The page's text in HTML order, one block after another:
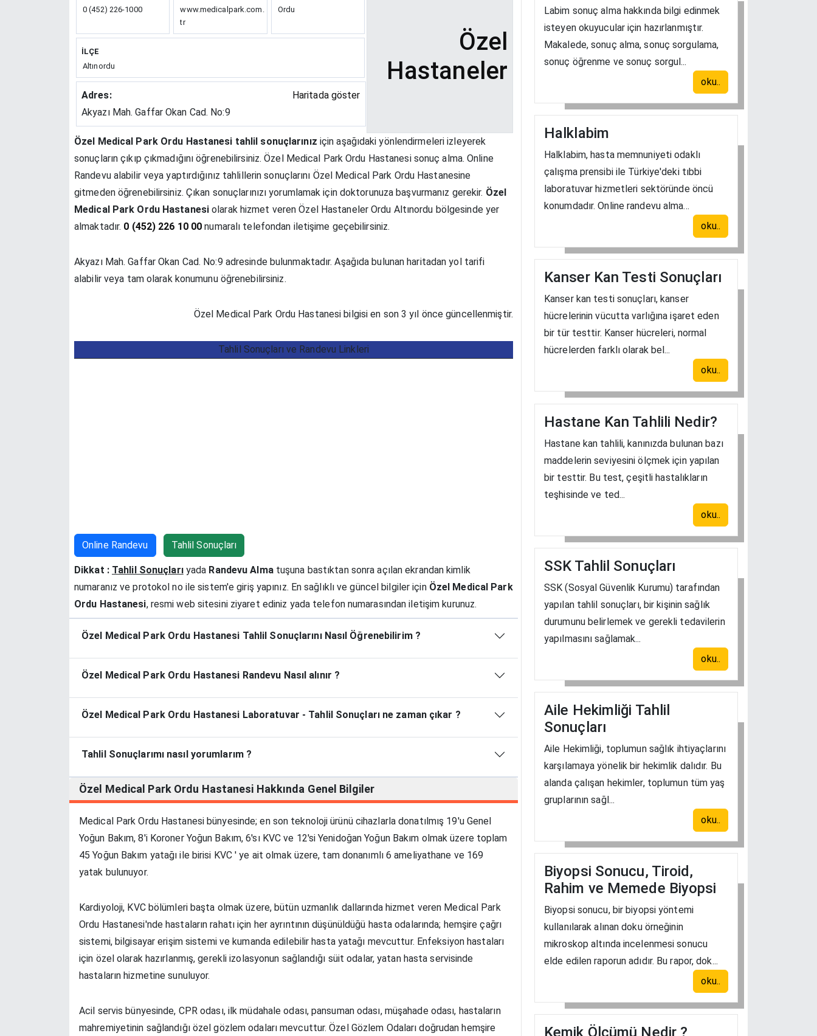
0 (452) 226-1000
www.medicalpark.com.
tr
Ordu
İLÇE
Altınordu
Adres:
Haritada göster
Akyazı Mah. Gaffar Okan Cad. No:9
Özel
Hastaneler
Özel Medical Park Ordu Hastanesi tahlil sonuçlarınız için aşağıdaki yönlendirmeleri izleyerek
sonuçların çıkıp çıkmadığını öğrenebilirsiniz. Özel Medical Park Ordu Hastanesi sonuç alma. Online
Randevu alabilir veya yaptırdığınız tahlillerin sonuçlarını Özel Medical Park Ordu Hastanesine
gitmeden öğrenebilirsiniz. Çıkan sonuçlarınızı yorumlamak için doktorunuza başvurmanız gerekir. Özel
Medical Park Ordu Hastanesiolarak hizmet veren Özel Hastaneler Ordu Altınordu bölgesinde yer
almaktadır. 0 (452) 226 10 00 numaralı telefondan iletişime geçebilirsiniz.
Akyazı Mah. Gaffar Okan Cad. No:9 adresinde bulunmaktadır. Aşağıda bulunan haritadan yol tarifi
alabilir veya tam olarak konumunu öğrenebilirsiniz.
Özel Medical Park Ordu Hastanesi bilgisi en son 3 yıl önce güncellenmiştir.
Tahlil Sonuçları ve Randevu Linkleri
Online Randevu Tahlil Sonuçları
Dikkat : Tahlil Sonuçlarıyada Randevu Almatuşuna bastıktan sonra açılan ekrandan kimlik
numaranız ve protokol no ile sistem'e giriş yapınız. En sağlıklı ve güncel bilgiler için Özel Medical Park
Ordu Hastanesi, resmi web sitesini ziyaret ediniz yada telefon numarasından iletişim kurunuz.
Özel Medical Park Ordu Hastanesi Tahlil Sonuçlarını Nasıl Öğrenebilirim ?
Özel Medical Park Ordu Hastanesi Randevu Nasıl alınır ?
Özel Medical Park Ordu Hastanesi Laboratuvar - Tahlil Sonuçları ne zaman çıkar ?
Tahlil Sonuçlarımı nasıl yorumlarım ?
Özel Medical Park Ordu Hastanesi Hakkında Genel Bilgiler
Medical Park Ordu Hastanesi bünyesinde; en son teknoloji ürünü cihazlarla donatılmış 19'u Genel
Yoğun Bakım, 8'i Koroner Yoğun Bakım, 6'sı KVC ve 12'si Yenidoğan Yoğun Bakım olmak üzere toplam
45 Yoğun Bakım yatağı ile birisi KVC ' ye ait olmak üzere, tam donanımlı 6 ameliyathane ve 169
yatak bulunuyor.
Kardiyoloji, KVC bölümleri başta olmak üzere, bütün uzmanlık dallarında hizmet veren Medical Park
Ordu Hastanesi'nde hastaların rahatı için her ayrıntının düşünüldüğü hasta odalarında; hemşire çağrı
sistemi, bilgisayar erişim sistemi ve kumanda edilebilir hasta yatağı mevcuttur. Enfeksiyon hastaları
için özel olarak hazırlanmış, gerekli izolasyonun sağlandığı süit odalar, yatan hasta servisinde
hastaların hizmetine sunuluyor.
Acil servis bünyesinde, CPR odası, ilk müdahale odası, pansuman odası, müşahade odası, hastaların
mahremiyetinin sağlandığı özel gözlem odaları mevcuttur. Özel Gözlem Odaları doğrudan hemşire
Labim sonuç alma hakkında bilgi edinmek
isteyen okuyucular için hazırlanmıştır.
Makalede, sonuç alma, sonuç sorgulama,
sonuç öğrenme ve sonuç sorgul...
oku..
Halklabim
Halklabim, hasta memnuniyeti odaklı
çalışma prensibi ile Türkiye'deki tıbbi
laboratuvar hizmetleri sektöründe öncü
konumdadır. Online randevu alma...
oku..
Kanser Kan Testi Sonuçları
Kanser kan testi sonuçları, kanser
hücrelerinin vücutta varlığına işaret eden
bir tür testtir. Kanser hücreleri, normal
hücrelerden farklı olarak bel...
oku..
Hastane Kan Tahlili Nedir?
Hastane kan tahlili, kanınızda bulunan bazı
maddelerin seviyesini ölçmek için yapılan
bir testtir. Bu test, çeşitli hastalıkların
teşhisinde ve ted...
oku..
SSK Tahlil Sonuçları
SSK (Sosyal Güvenlik Kurumu) tarafından
yapılan tahlil sonuçları, bir kişinin sağlık
durumunu belirlemek ve gerekli tedavilerin
yapılmasını sağlamak...
oku..
Aile Hekimliği Tahlil
Sonuçları
Aile Hekimliği, toplumun sağlık ihtiyaçlarını
karşılamaya yönelik bir hekimlik dalıdır. Bu
alanda çalışan hekimler, toplumun tüm yaş
gruplarının sağl...
oku..
Biyopsi Sonucu, Tiroid,
Rahim ve Memede Biyopsi
Biyopsi sonucu, bir biyopsi yöntemi
kullanılarak alınan doku örneğinin
mikroskop altında incelenmesi sonucu
elde edilen raporun adıdır. Bu rapor, dok...
oku..
Kemik Ölçümü Nedir ?